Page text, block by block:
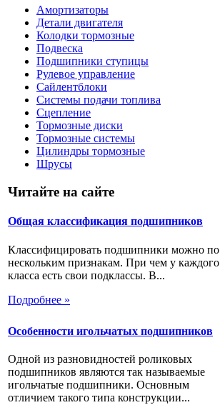
Амортизаторы
Детали двигателя
Колодки тормозные
Подвеска
Подшипники ступицы
Рулевое управление
Сайлентблоки
Системы подачи топлива
Сцепление
Тормозные диски
Тормозные системы
Цилиндры тормозные
Шрусы
Читайте на сайте
Общая классификация подшипников
Классифицировать подшипники можно по
нескольким признакам. При чем у каждого
класса есть свои подклассы. В...
Подробнее »
Особенности игольчатых подшипников
Одной из разновидностей роликовых
подшипников являются так называемые
игольчатые подшипники. Основным
отличием такого типа конструкции...